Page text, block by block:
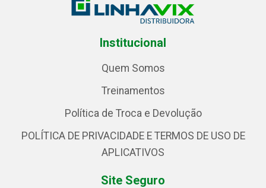
Institucional
Quem Somos
Treinamentos
Política de Troca e Devolução
POLÍTICA DE PRIVACIDADE E TERMOS DE USO DE
APLICATIVOS
Site Seguro